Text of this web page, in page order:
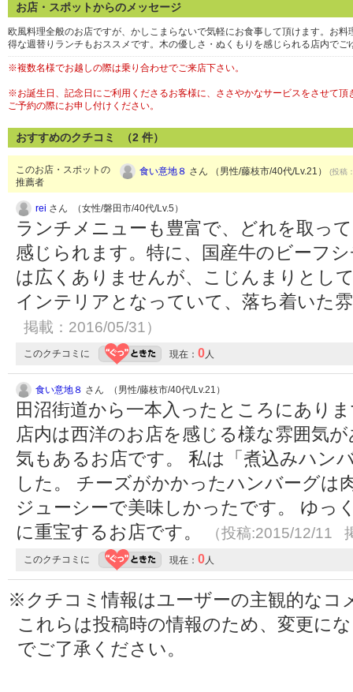
お店・スポットからのメッセージ
欧風料理全般のお店ですが、かしこまらないで気軽にお食事して頂けます。お
得な週替りランチもおススメです。木の優しさ・ぬくもりを感じられる店内で
※複数名様でお越しの際は乗り合わせでご来店下さい。
※お誕生日、記念日にご利用くださるお客様に、ささやかなサービスをさせて頂
ご予約の際にお申し付けください。
おすすめのクチコミ （2 件）
このお店・スポットの
推薦者
食い意地８ さん （男性/藤枝市/40代/Lv.21） (投稿
rei さん （女性/磐田市/40代/Lv.5）
ランチメニューも豊富で、どれを取っ
感じられます。特に、国産牛のビーフ
は広くありませんが、こじんまりとし
インテリアとなっていて、落ち着いた
掲載：2016/05/31）
このクチコミに 現在： 0人
食い意地８ さん （男性/藤枝市/40代/Lv.21）
田沼街道から一本入ったところにあり
店内は西洋のお店を感じる様な雰囲気
気もあるお店です。 私は「煮込みハ
した。 チーズがかかったハンバーグは
ジューシーで美味しかったです。 ゆっ
に重宝するお店です。
（投稿:2015/12/11
このクチコミに 現在： 0人
※クチコミ情報はユーザーの主観的なコ
これらは投稿時の情報のため、変更に
でご了承ください。